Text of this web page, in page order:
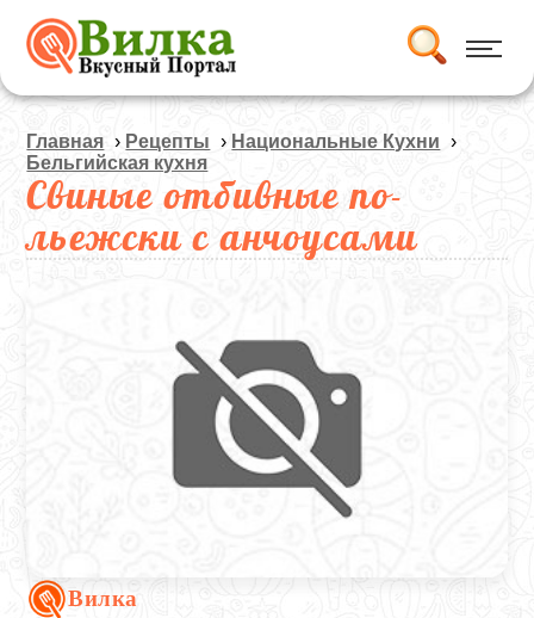
Главная › Рецепты › Национальные Кухни ›
Бельгийская кухня
Свиные отбивные по-
льежски с анчоусами
Вилка